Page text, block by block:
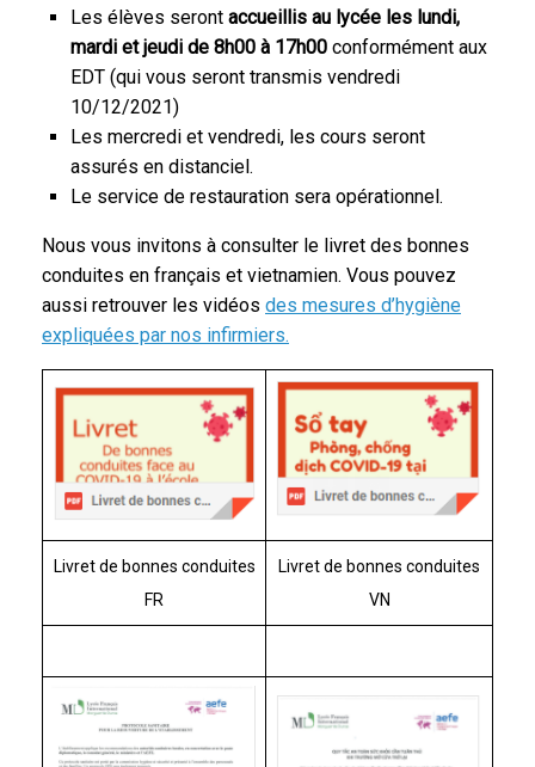
Les élèves seront accueillis au lycée les lundi,
mardi et jeudi de 8h00 à 17h00 conformément aux
EDT (qui vous seront transmis vendredi
10/12/2021)
Les mercredi et vendredi, les cours seront
assurés en distanciel.
Le service de restauration sera opérationnel.
Nous vous invitons à consulter le livret des bonnes
conduites en français et vietnamien. Vous pouvez
aussi retrouver les vidéos des mesures d’hygiène
expliquées par nos infirmiers.
Livret de bonnes conduites
FR
Livret de bonnes conduites
VN